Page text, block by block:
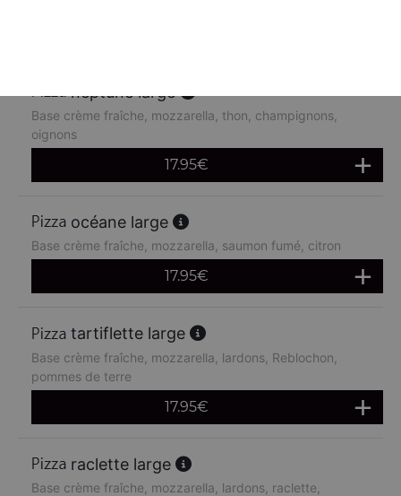
neptune large
Base crème fraîche, mozzarella, thon, champignons,
oignons
17.95€
océane large
Base crème fraîche, mozzarella, saumon fumé, citron
17.95€
tartiflette large
Base crème fraîche, mozzarella, lardons, Reblochon,
pommes de terre
17.95€
raclette large
Base crème fraîche, mozzarella, lardons, raclette,